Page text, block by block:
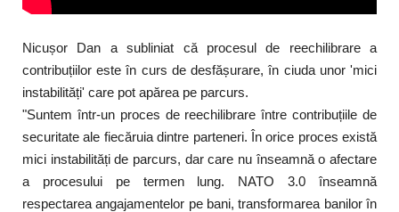
Nicușor Dan a subliniat că procesul de reechilibrare a
contribuțiilor este în curs de desfășurare, în ciuda unor 'mici
instabilități' care pot apărea pe parcurs.
"Suntem într-un proces de reechilibrare între contribuțiile de
securitate ale fiecăruia dintre parteneri. În orice proces există
mici instabilități de parcurs, dar care nu înseamnă o afectare
a procesului pe termen lung. NATO 3.0 înseamnă
respectarea angajamentelor pe bani, transformarea banilor în